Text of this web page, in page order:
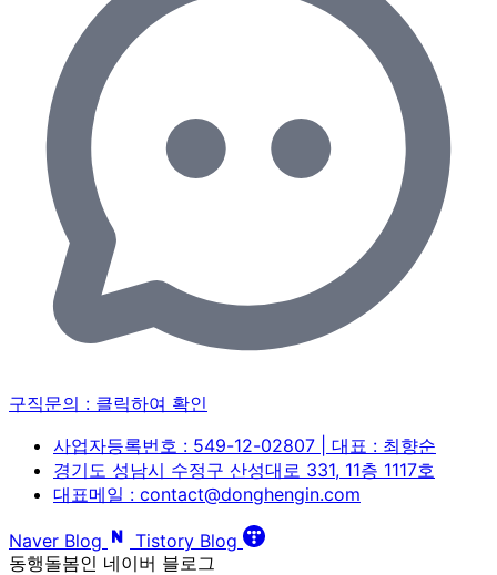
구직문의 : 클릭하여 확인
사업자등록번호 : 549-12-02807 | 대표 : 최향순
경기도 성남시 수정구 산성대로 331, 11층 1117호
대표메일 : contact@donghengin.com
Naver Blog
Tistory Blog
동행돌봄인 네이버 블로그